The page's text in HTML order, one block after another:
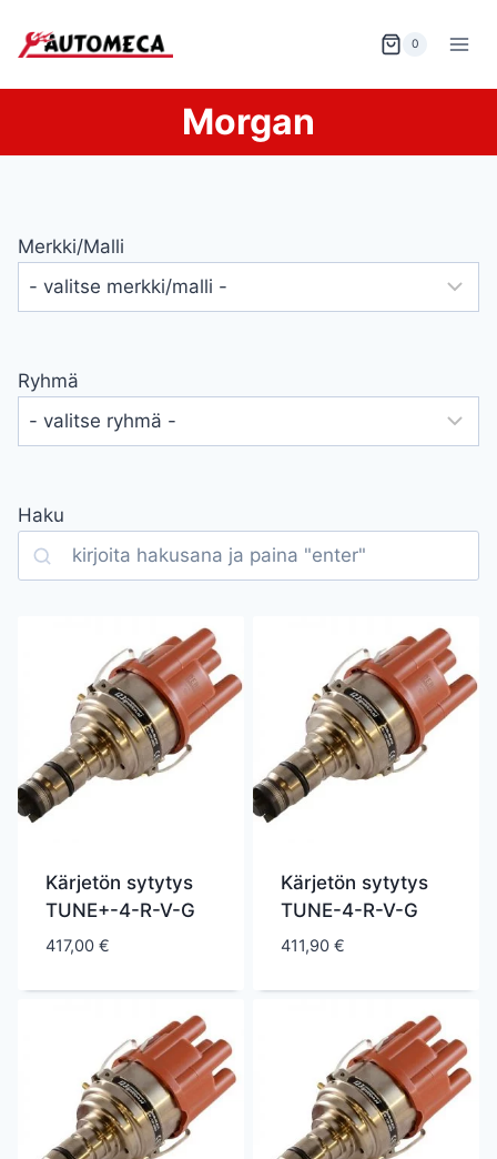
sisältöön
0
Morgan
Merkki/malli
Ryhmä
Haku
Search
Kärjetön sytytys
TUNE+-4-R-V-G
417,00 €
Kärjetön sytytys
TUNE-4-R-V-G
411,90 €